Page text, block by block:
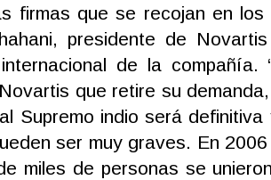
firmas que se recojan en
presidente de
de la compañía.
que retire su
Supremo indio será
ser muy graves. En
miles de personas se